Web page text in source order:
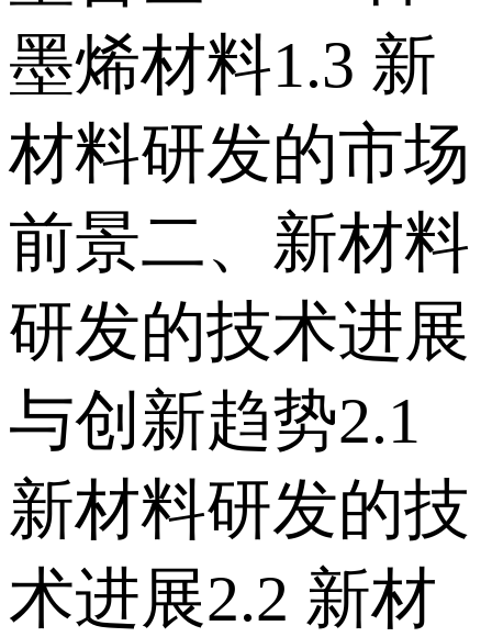
墨烯材料 1.3 新
材料研发的市场
前景 二、新材料
研发的技术进展
与创新趋势 2.1
新材料研发的技
术进展 2.2 新材